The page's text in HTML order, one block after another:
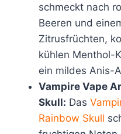
schmeckt nach
Beeren und
Zitrusfrüchten,
kühlen Menthol-
ein mildes Anis-
Vampire Vape
Skull: Das
Rainbow Skull